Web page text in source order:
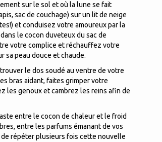
sur le sol et où la lune se fait
sac de couchage) sur un lit de neige
et conduisez votre amoureux par la
le cocon duveteux du sac de
votre complice et réchauffez votre
sa peau douce et chaude.
le dos soudé au ventre de votre
bras aidant, faites grimper votre
les genoux et cambrez les reins afin de
entre le cocon de chaleur et le froid
entre les parfums émanant de vos
répéter plusieurs fois cette nouvelle